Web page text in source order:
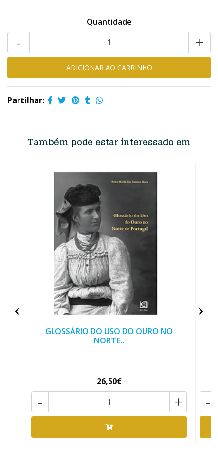
Quantidade
+
-
Partilhar:
Também pode estar interessado em
GLOSSÁRIO DO USO DO OURO NO
NORTE..
26,50€
+
- -